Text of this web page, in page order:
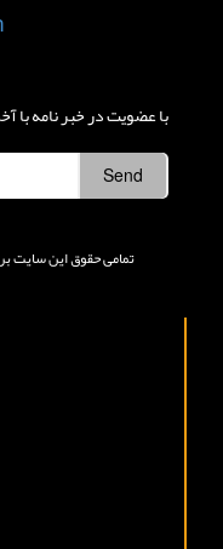
با عضویت در خبر نامه با
تمامی حقوق این سایت